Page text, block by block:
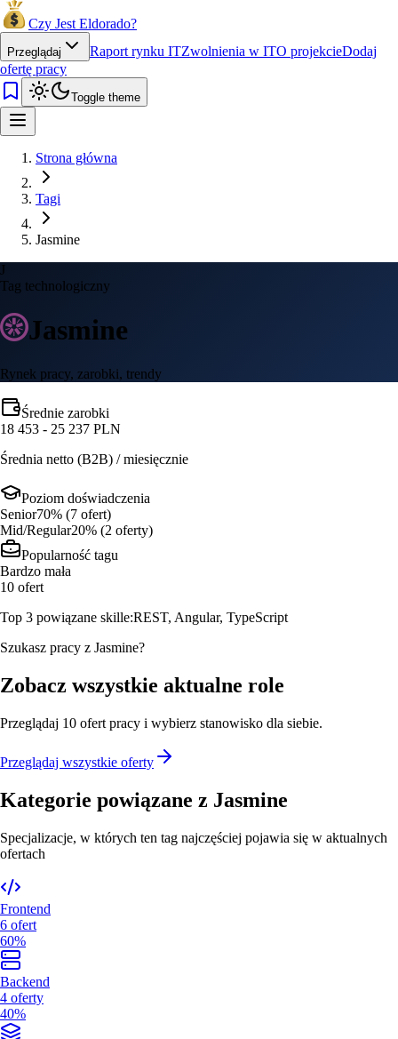
Czy Jest Eldorado?
Przeglądaj Raport rynku ITZwolnienia w ITO projekcieDodaj
ofertę pracy
Toggle theme
Strona główna
Tagi
Jasmine
J
Tag technologiczny
Jasmine
Rynek pracy, zarobki, trendy
Średnie zarobki
18 453 - 25 237 PLN
Średnia netto (B2B) / miesięcznie
Poziom doświadczenia
Senior70% (7 ofert)
Mid/Regular20% (2 oferty)
Popularność tagu
Bardzo mała
10 ofert
Top 3 powiązane skille:REST, Angular, TypeScript
Szukasz pracy z Jasmine?
Zobacz wszystkie aktualne role
Przeglądaj 10 ofert pracy i wybierz stanowisko dla siebie.
Przeglądaj wszystkie oferty
Kategorie powiązane z Jasmine
Specjalizacje, w których ten tag najczęściej pojawia się w aktualnych
ofertach
Frontend
6 ofert
60%
Backend
4 oferty
40%